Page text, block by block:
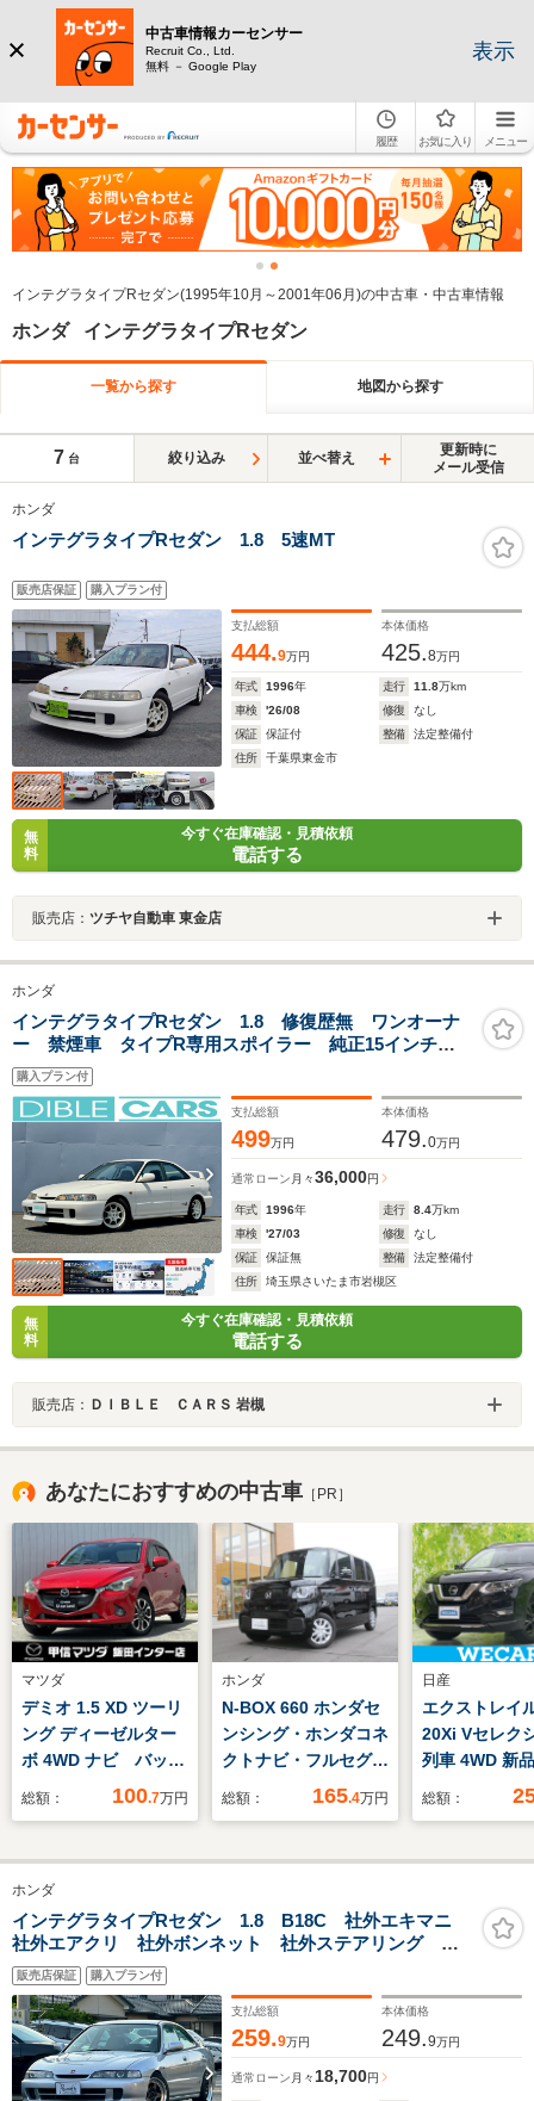
中古車情報カーセンサー
Recruit Co., Ltd.
無料 － Google Play
表示
履歴 お気に入り メニュー
インテグラタイプRセダン(1995年10月～2001年06月)の中古車・中古車情報
ホンダ インテグラタイプRセダン
一覧から探す 地図から探す
7 台 絞り込み 並べ替え
更新時に
メール受信
ホンダ
インテグラタイプRセダン 1.8 5速MT
販売店保証 購入プラン付
支払総額
444.9万円
本体価格
425.8万円
年式 1996年 走行 11.8万km
車検
'26/08 修復
なし
保証
保証付 整備
法定整備付
住所
千葉県東金市
無
料
今すぐ在庫確認・見積依頼
電話する
販売店： ツチヤ自動車 東金店
ホンダ
インテグラタイプRセダン 1.8 修復歴無 ワンオーナ
ー 禁煙車 タイプR専用スポイラー 純正15インチ
AW タワーバー MOMOステアリング RECAROシー
ト チタンシフトノブ ETC KENWOODスピーカー
記録簿あり
購入プラン付
支払総額
499万円
本体価格
479.0万円
通常ローン 月々36,000円
年式 1996年 走行 8.4万km
車検
'27/03 修復
なし
保証
保証無 整備
法定整備付
住所
埼玉県さいたま市岩槻区
無
料
今すぐ在庫確認・見積依頼
電話する
販売店： ＤＩＢＬＥ ＣＡＲＳ 岩槻
あなたにおすすめの中古車 ［PR］
マツダ
デミオ 1.5 XD ツーリ
ング ディーゼルター
ボ 4WD ナビ バック
モニター クルコン
総額： 100.7万円
ホンダ
N-BOX 660 ホンダセ
ンシング・ホンダコネ
クトナビ・フルセグ
TV・Bluetoothオー
ト・左側パワースライ
席シートヒーター・純
正フロアカーペットマ
総額： 165.4万円
日産
エクストレイ
20Xi Vセレク
列車 4WD 新
ヤ/社外 10イ
ンチ/インテリ
ージェンシー
キ/シートヒー
モニター
総額：
ホンダ
インテグラタイプRセダン 1.8 B18C 社外エキマニ
社外エアクリ 社外ボンネット 社外ステアリング ワ
ークスベルクイックリリース ディスプレイオーディ
オ 社外後付タコメーター 純正レカロシート
販売店保証 購入プラン付
支払総額
259.9万円
本体価格
249.9万円
通常ローン 月々 18,700円